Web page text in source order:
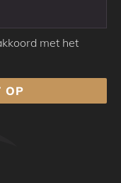
met het
OP